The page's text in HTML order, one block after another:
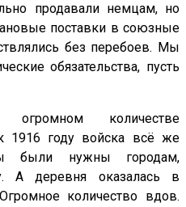
продавали немцам, но
поставки в союзные
без перебоев. Мы
обязательства, пусть
количестве
1916 году войска всё же
были нужны городам,
А деревня оказалась в
количество вдов.